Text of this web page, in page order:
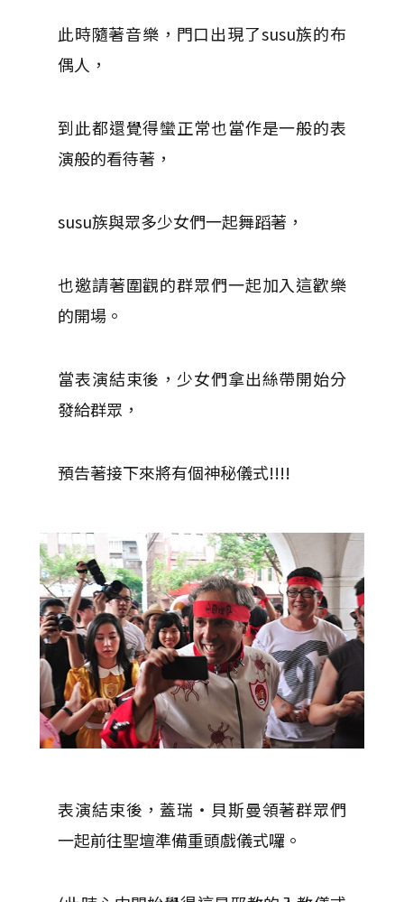
此時隨著音樂，門口出現了susu族的布
偶人，
到此都還覺得蠻正常也當作是一般的表
演般的看待著，
susu族與眾多少女們一起舞蹈著，
也邀請著圍觀的群眾們一起加入這歡樂
的開場。
當表演結束後，少女們拿出絲帶開始分
發給群眾，
預告著接下來將有個神秘儀式!!!!
表演結束後，蓋瑞‧貝斯曼領著群眾們
一起前往聖壇準備重頭戲儀式囉。